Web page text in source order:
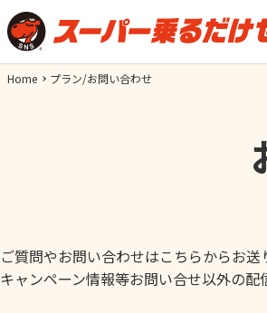
Home プラン/お問い合わせ
ご質問やお問い合わせはこちらからお送
キャンペーン情報等お問い合せ以外の配